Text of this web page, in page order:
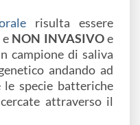
risulta essere
NON INVASIVOe
campione di saliva
andando ad
specie batteriche
attraverso il